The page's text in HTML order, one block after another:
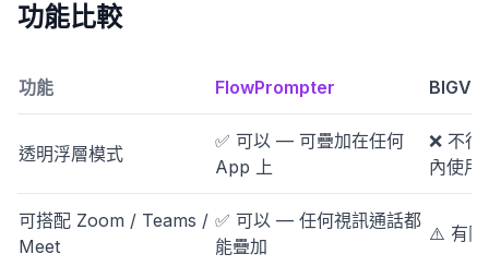
功能比較
功能 FlowPrompter BIGVU
透明浮層模式
✅ 可以 — 可疊加在任何
App 上
❌ 不
內使用
可搭配 Zoom / Teams /
Meet
✅ 可以 — 任何視訊通話都
能疊加
⚠️ 有限